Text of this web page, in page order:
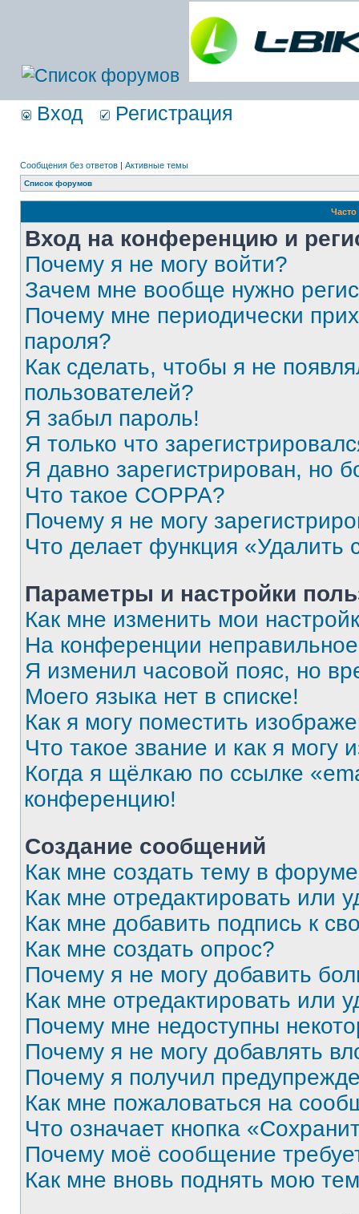
Вход Регистрация
Сообщения без ответов | Активные темы
Список форумов
Вход на конференцию и
Почему я не могу войти?
Зачем мне вообще нужно
Почему мне периодически
пароля?
Как сделать, чтобы я не
пользователей?
Я забыл пароль!
Я только что
Я давно зарегистрирован, но
Что такое COPPA?
Почему я не могу
Что делает функция «Удалить
Параметры и настройки
Как мне изменить мои
На конференции
Я изменил часовой пояс, но
Моего языка нет в списке!
Как я могу поместить
Что такое звание и как я могу
Когда я щёлкаю по ссылке
конференцию!
Создание сообщений
Как мне создать тему в
Как мне отредактировать или
Как мне добавить подпись к
Как мне создать опрос?
Почему я не могу добавить
Как мне отредактировать или
Почему мне недоступны
Почему я не могу добавлять
Почему я получил
Как мне пожаловаться на
Что означает кнопка
Почему моё сообщение
Как мне вновь поднять мою